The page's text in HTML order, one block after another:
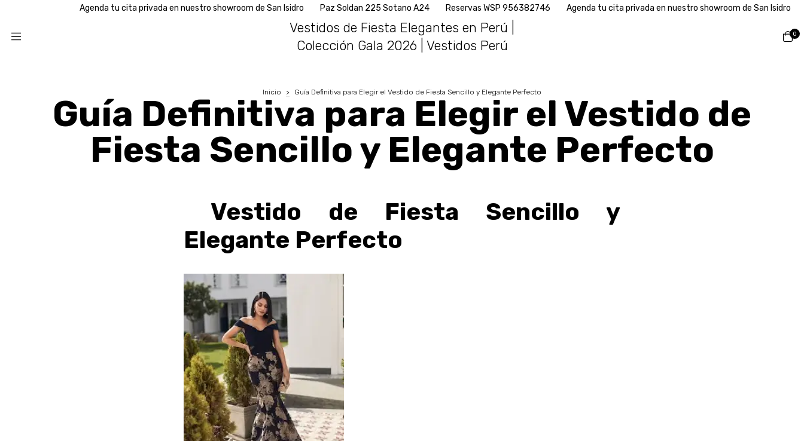
Agenda tu cita privada en nuestro showroom de San Isidro Paz Soldan 225 Sotano A24 Reservas WSP 956382746 Agenda tu cita privada en nuestro showroom de San Isidro Paz Soldan
Vestidos de Fiesta Elegantes en Perú |
Colección Gala 2026 | Vestidos Perú
0
Inicio > Guía Definitiva para Elegir el Vestido de Fiesta Sencillo y Elegante Perfecto
Guía Definitiva para Elegir el Vestido de
Fiesta Sencillo y Elegante Perfecto
Vestido de Fiesta Sencillo y
Elegante Perfecto